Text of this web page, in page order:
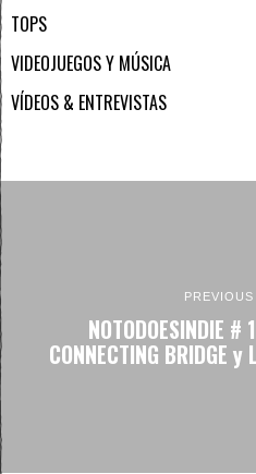
TOPS
VIDEOJUEGOS Y MÚSICA
VÍDEOS & ENTREVISTAS
NOTODOESINDIE #
CONNECTING BRIDGE y